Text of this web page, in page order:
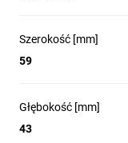
Szerokość [mm]
59
Głębokość [mm]
43